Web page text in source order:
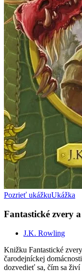
Pozrieť ukážkuUkážka
Fantastické zvery
J.K. Rowling
Knižku Fantastické
čarodejníckej
dozvedieť sa, čím sa živí